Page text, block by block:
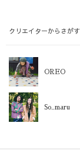
クリエイターからさがす
OREO
So_maru